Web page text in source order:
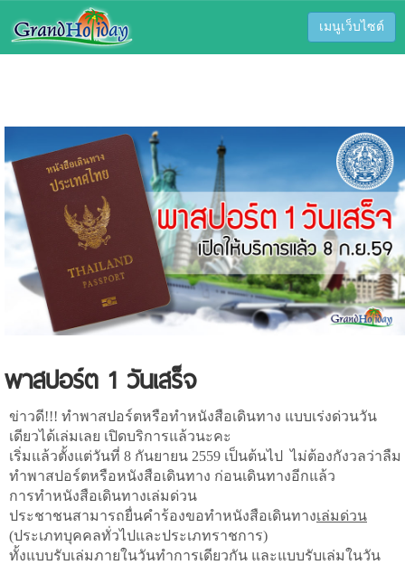
เมนูเว็บไซต์
พาสปอร์ต 1 วันเสร็จ
ข่าวดี!!! ทำพาสปอร์ตหรือทำหนังสือเดินทาง แบบเร่งด่วนวัน
เดียวได้เล่มเลย เปิดบริการแล้วนะคะ
เริ่มแล้วตั้งแต่วันที่ 8 กันยายน 2559 เป็นต้นไป ไม่ต้องกังวลว่าลืม
ทำพาสปอร์ตหรือหนังสือเดินทาง ก่อนเดินทางอีกแล้ว
การทำหนังสือเดินทางเล่มด่วน
ประชาชนสามารถยื่นคำร้องขอทำหนังสือเดินทางเล่มด่วน
(ประเภทบุคคลทั่วไปและประเภทราชการ)
ทั้งแบบรับเล่มภายในวันทำการเดียวกัน และแบบรับเล่มในวัน